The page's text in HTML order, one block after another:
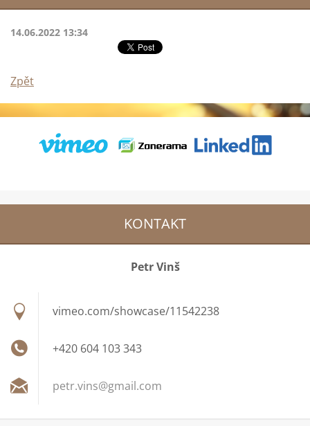
14.06.2022 13:34
Zpět
KONTAKT
Petr Vinš
vimeo.com/showcase/11542238
+420 604 103 343
petr.vins@gmail.com